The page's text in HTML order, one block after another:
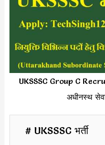
UKSSSC Group C
अधीनस्थ
# UKSSSC भर्ती